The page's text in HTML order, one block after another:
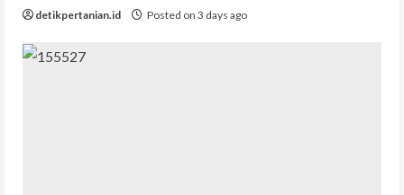
detikpertanian.id Posted on 3 days ago